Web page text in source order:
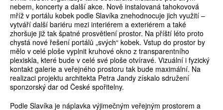
nebem, koncerty a další akce. Nově instalovaná tahokovová
mříž v portálu kobek podle Slavíka znehodnocuje jich využití –
vytváří další bariéru mezi interiérem a exteriérem a také
zhoršuje již tak špatné prosvětlení prostor. Na příští léto proto
chystá nové řešení portálů „svých“ kobek. Vstup do prostor by
mělo v celé ploše vyplnit kruhové okno z transparentního
plexiskla, které bude v celé své ploše otvíravé. Vizuální i fyzický
kontakt galerie a veřejného prostoru tak bude maximální. Na
realizaci projektu architekta Petra Jandy získalo sdružení
sponzorský dar od České spořitelny.
Podle Slavíka je náplavka výjimečným veřejným prostorem a